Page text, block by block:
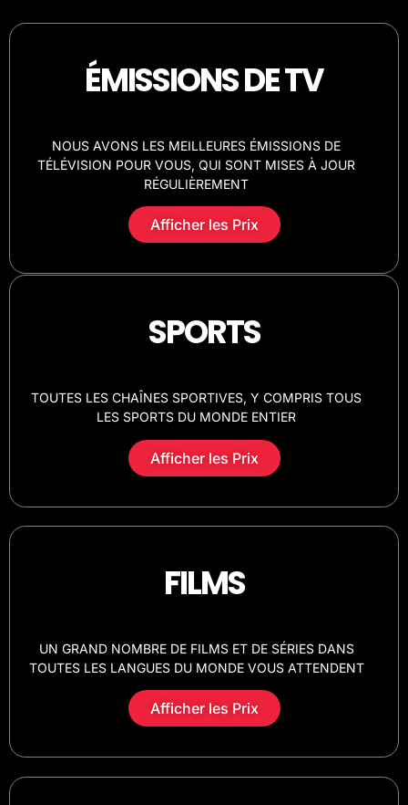
ÉMISSIONS DE TV
NOUS AVONS LES MEILLEURES ÉMISSIONS DE
TÉLÉVISION POUR VOUS, QUI SONT MISES À JOUR
RÉGULIÈREMENT
Afficher les Prix
SPORTS
TOUTES LES CHAÎNES SPORTIVES, Y COMPRIS TOUS
LES SPORTS DU MONDE ENTIER
Afficher les Prix
FILMS
UN GRAND NOMBRE DE FILMS ET DE SÉRIES DANS
TOUTES LES LANGUES DU MONDE VOUS ATTENDENT
Afficher les Prix